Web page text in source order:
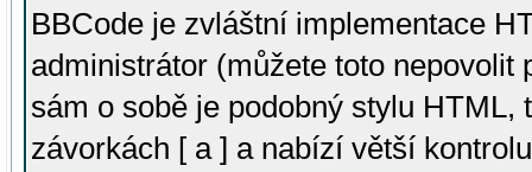
BBCode je zvláštní implementace
administrátor (můžete toto
sám o sobě je podobný stylu HTML,
závorkách [ a ] a nabízí větší